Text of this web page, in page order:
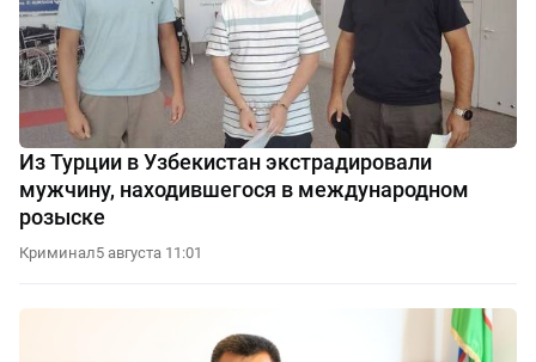
Из Турции в Узбекистан экстрадировали
мужчину, находившегося в международном
розыске
Криминал5 августа 11:01